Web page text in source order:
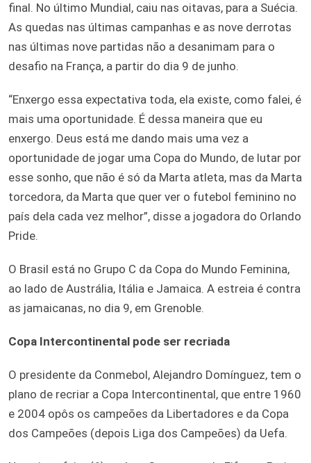
final. No último Mundial, caiu nas oitavas, para a Suécia.
As quedas nas últimas campanhas e as nove derrotas
nas últimas nove partidas não a desanimam para o
desafio na França, a partir do dia 9 de junho.
“Enxergo essa expectativa toda, ela existe, como falei, é
mais uma oportunidade. É dessa maneira que eu
enxergo. Deus está me dando mais uma vez a
oportunidade de jogar uma Copa do Mundo, de lutar por
esse sonho, que não é só da Marta atleta, mas da Marta
torcedora, da Marta que quer ver o futebol feminino no
país dela cada vez melhor”, disse a jogadora do Orlando
Pride.
O Brasil está no Grupo C da Copa do Mundo Feminina,
ao lado de Austrália, Itália e Jamaica. A estreia é contra
as jamaicanas, no dia 9, em Grenoble.
Copa Intercontinental pode ser recriada
O presidente da Conmebol, Alejandro Domínguez, tem o
plano de recriar a Copa Intercontinental, que entre 1960
e 2004 opôs os campeões da Libertadores e da Copa
dos Campeões (depois Liga dos Campeões) da Uefa.